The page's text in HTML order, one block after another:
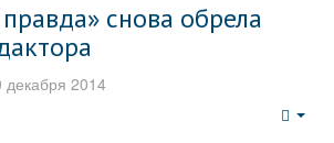
снова обрела
декабря 2014